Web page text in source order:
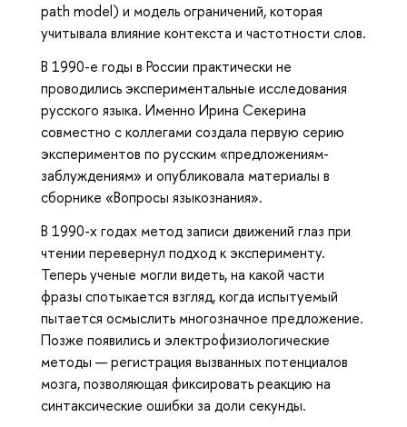
path model) и модель ограничений, которая
учитывала влияние контекста и частотности слов.
В 1990-е годы в России практически не
проводились экспериментальные исследования
русского языка. Именно Ирина Секерина
совместно с коллегами создала первую серию
экспериментов по русским «предложениям-
заблуждениям» и опубликовала материалы в
сборнике «Вопросы языкознания».
В 1990-х годах метод записи движений глаз при
чтении перевернул подход к эксперименту.
Теперь ученые могли видеть, на какой части
фразы спотыкается взгляд, когда испытуемый
пытается осмыслить многозначное предложение.
Позже появились и электрофизиологические
методы — регистрация вызванных потенциалов
мозга, позволяющая фиксировать реакцию на
синтаксические ошибки за доли секунды.